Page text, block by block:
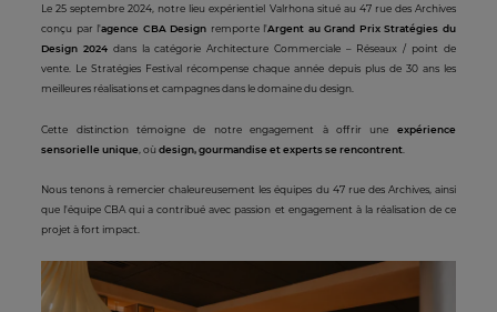
Le 25 septembre 2024, notre lieu expérientiel Valrhona situé au 47 rue des Archives
conçu par l'agence CBA Design remporte l'Argent au Grand Prix Stratégies du
Design 2024 dans la catégorie Architecture Commerciale – Réseaux / point de
vente. Le Stratégies Festival récompense chaque année depuis plus de 30 ans les
meilleures réalisations et campagnes dans le domaine du design.
Cette distinction témoigne de notre engagement à offrir une expérience
sensorielle unique , oùdesign, gourmandise et experts se rencontrent
Nous tenons à remercier chaleureusement les équipes du 47 rue des Archives, ainsi
que l'équipe CBA qui a contribué avec passion et engagement à la réalisation de ce
projet à fort impact.